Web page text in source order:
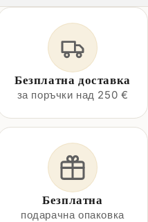
Безплатна доставка
за поръчки над 250 €
Безплатна
подарачна опаковка